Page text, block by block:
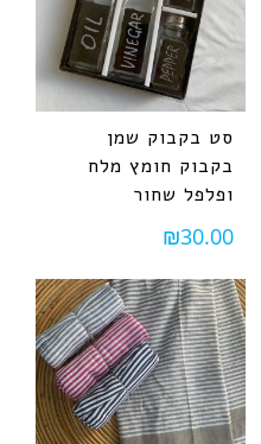
סט בקבוק שמן
בקבוק חומץ מלח
ופלפל שחור
₪30.00